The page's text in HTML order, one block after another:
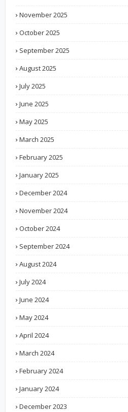
November 2025
October 2025
September 2025
August 2025
July 2025
June 2025
May 2025
March 2025
February 2025
January 2025
December 2024
November 2024
October 2024
September 2024
August 2024
July 2024
June 2024
May 2024
April 2024
March 2024
February 2024
January 2024
December 2023